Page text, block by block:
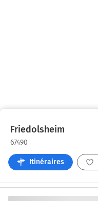
Friedolsheim
67490
Itinéraires